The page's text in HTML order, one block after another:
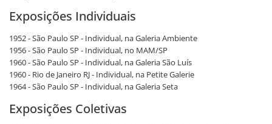
Exposições Individuais
1952 - São Paulo SP - Individual, na Galeria Ambiente
1956 - São Paulo SP - Individual, no MAM/SP
1960 - São Paulo SP - Individual, na Galeria São Luís
1960 - Rio de Janeiro RJ - Individual, na Petite Galerie
1964 - São Paulo SP - Individual, na Galeria Seta
Exposições Coletivas